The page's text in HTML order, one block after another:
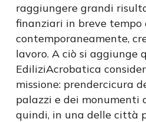
raggiungere grandi
finanziari in breve tempo
contemporaneamente,
lavoro. A ciò si aggiunge
EdiliziAcrobatica
missione: prendercicura
palazzi e dei monumenti
quindi, in una delle città